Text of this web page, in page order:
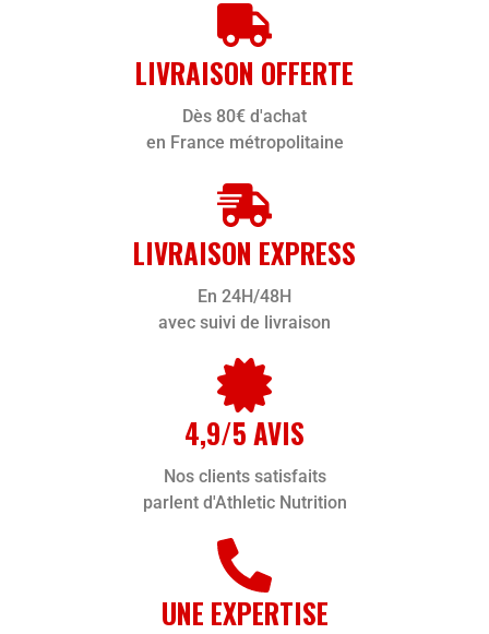
LIVRAISON OFFERTE
Dès 80€ d'achat
en France métropolitaine
LIVRAISON EXPRESS
En 24H/48H
avec suivi de livraison
4,9/5 AVIS
Nos clients satisfaits
parlent d'Athletic Nutrition
UNE EXPERTISE